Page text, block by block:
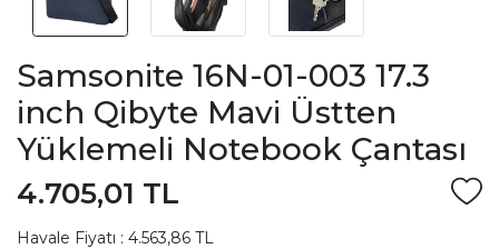
Samsonite 16N-01-003 17.3
inch Qibyte Mavi Üstten
Yüklemeli Notebook Çantası
4.705,01 TL
Havale Fiyatı : 4.563,86 TL